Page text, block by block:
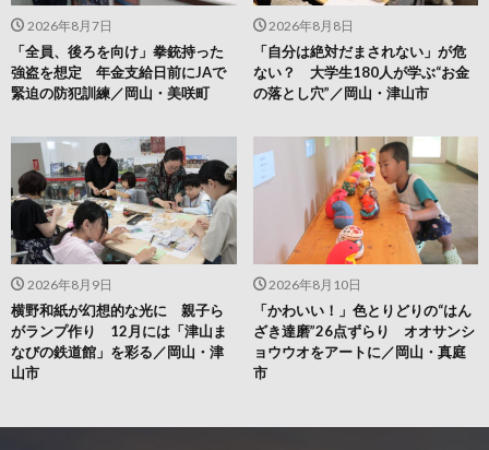
2026年8月10日
「かわいい！」色とりどりの“はん
ざき達磨”26点ずらり オオサンシ
ョウウオをアートに／岡山・真庭
市
2026年8月9日
横野和紙が幻想的な光に 親子ら
がランプ作り 12月には「津山ま
なびの鉄道館」を彩る／岡山・津
山市
2026年8月8日
「自分は絶対だまされない」が危
ない？ 大学生180人が学ぶ“お金
の落とし穴”／岡山・津山市
2026年8月7日
「全員、後ろを向け」拳銃持った
強盗を想定 年金支給日前にJAで
緊迫の防犯訓練／岡山・美咲町